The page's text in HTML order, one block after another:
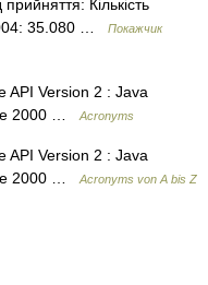
Кількість
004: 35.080 …
Покажчик
Version 2 : Java
2000 …
Acronyms
Version 2 : Java
2000 …
Acronyms von A bis Z